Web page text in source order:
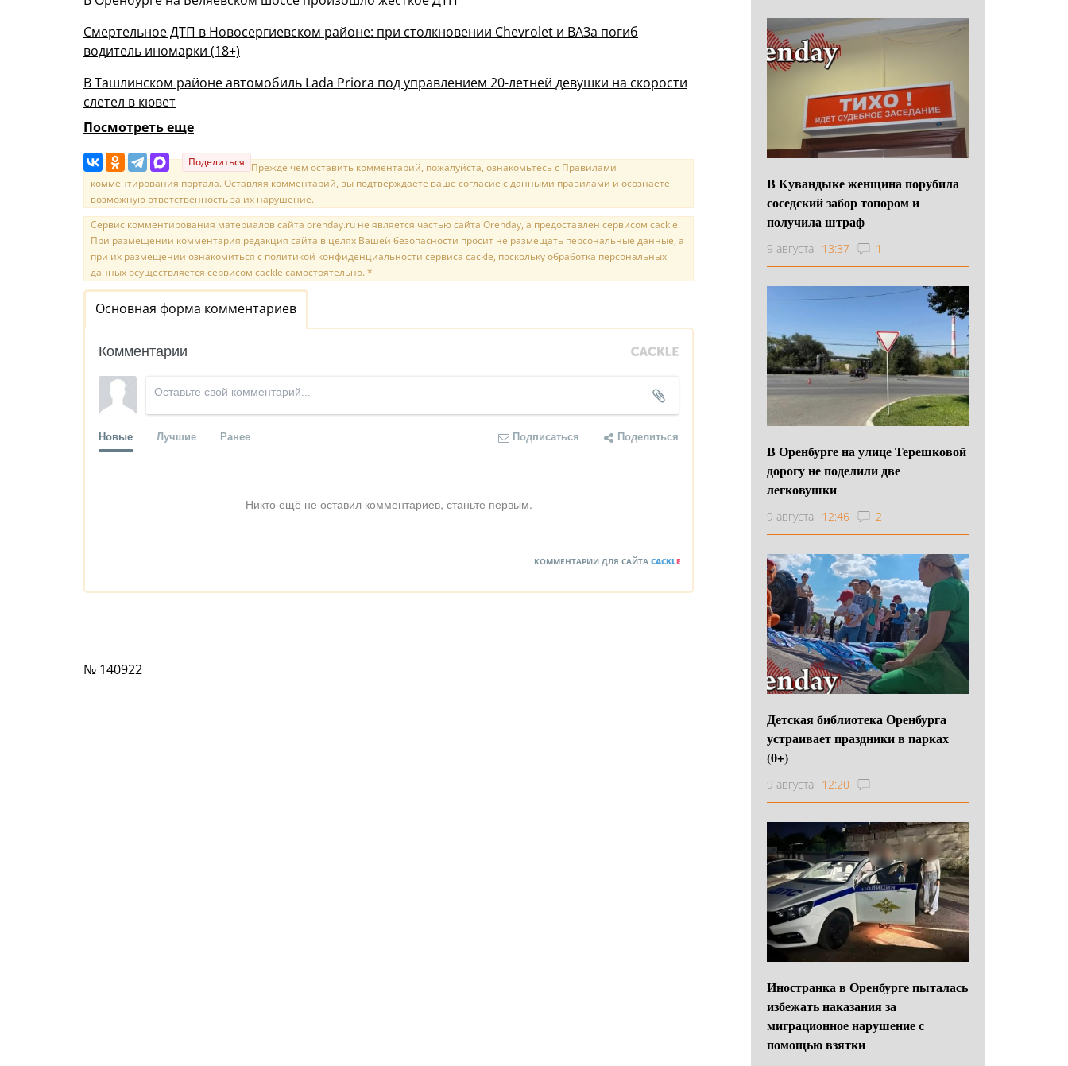
Смертельное ДТП в Новосергиевском районе: при столкновении Chevrolet и ВАЗа погиб
водитель иномарки (18+)
В Ташлинском районе автомобиль Lada Priora под управлением 20-летней девушки на скорости
слетел в кювет
Посмотреть еще
Поделиться Прежде чем оставить комментарий, пожалуйста, ознакомьтесь с Правилами
комментирования портала. Оставляя комментарий, вы подтверждаете ваше согласие с данными правилами и осознаете
возможную ответственность за их нарушение.
Сервис комментирования материалов сайта orenday.ru не является частью сайта Orenday, а предоставлен сервисом cackle.
При размещении комментария редакция сайта в целях Вашей безопасности просит не размещать персональные данные, а
при их размещении ознакомиться с политикой конфиденциальности сервиса cackle, поскольку обработка персональных
данных осуществляется сервисом cackle самостоятельно. *
Основная форма комментариев
Комментарии
Новые Лучшие Ранее Подписаться Поделиться
Никто ещё не оставил комментариев, станьте первым.
КОММЕНТАРИИ ДЛЯ САЙТА CACKLE
№ 140922
В Кувандыке женщина порубила
соседский забор топором и
получила штраф
9 августа 13:37 1
В Оренбурге на улице Терешковой
дорогу не поделили две
легковушки
9 августа 12:46 2
Детская библиотека Оренбурга
устраивает праздники в парках
(0+)
9 августа 12:20
Иностранка в Оренбурге пыталась
избежать наказания за
миграционное нарушение с
помощью взятки